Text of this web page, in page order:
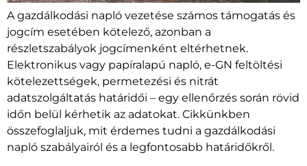
A gazdálkodási napló vezetése számos támogatás és
jogcím esetében kötelező, azonban a
részletszabályok jogcímenként eltérhetnek.
Elektronikus vagy papíralapú napló, e-GN feltöltési
kötelezettségek, permetezési és nitrát
adatszolgáltatás határidői – egy ellenőrzés során rövid
időn belül kérhetik az adatokat. Cikkünkben
összefoglaljuk, mit érdemes tudni a gazdálkodási
napló szabályairól és a legfontosabb határidőkről.